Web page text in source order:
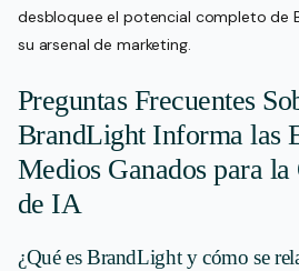
desbloquee el potencial completo de
su arsenal de marketing.
Preguntas Frecuentes
BrandLight Informa las
Medios Ganados para
de IA
¿Qué es BrandLight y cómo se